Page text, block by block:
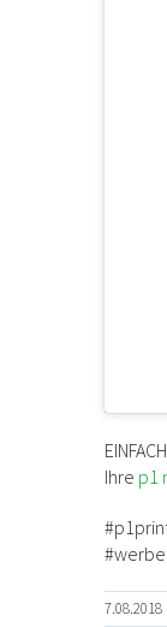
Ihre p1
#
#
7.08.2018